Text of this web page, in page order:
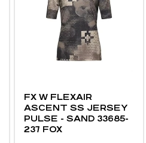
FX W FLEXAIR
ASCENT SS JERSEY
PULSE - SAND 33685-
237 FOX